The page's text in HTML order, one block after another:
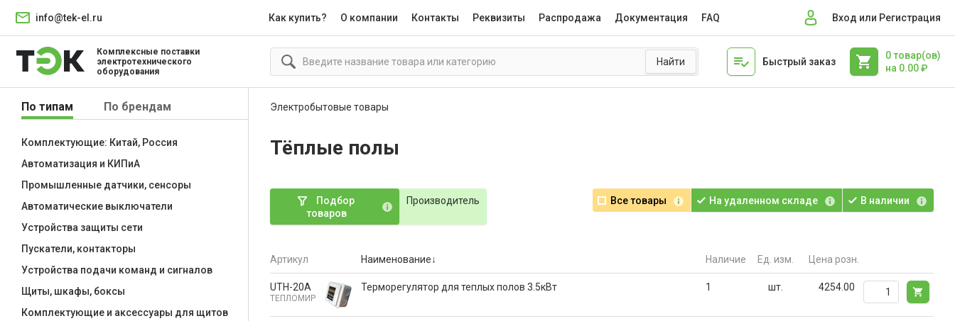
info@tek-el.ru Как купить? О компании Контакты Реквизиты Распродажа Документация FAQ Вход или Регистрация
Комплексные поставки
электротехнического
оборудования
Быстрый заказ
0товар(ов)
на 0.00₽
Электробытовые товары
Тёплые полы
Подбор
товаров
Производитель Все товары На удаленном складе В наличии
Артикул Наименование Наличие Ед. изм. Цена розн.
UTH-20А
ТЕПЛОМИР
Терморегулятор для теплых полов 3.5кВт 1 шт. 4254.00
По типам По брендам
Комплектующие: Китай, Россия
Автоматизация и КИПиА
Промышленные датчики, сенсоры
Автоматические выключатели
Устройства защиты сети
Пускатели, контакторы
Устройства подачи команд и сигналов
Щиты, шкафы, боксы
Комплектующие и аксессуары для щитов